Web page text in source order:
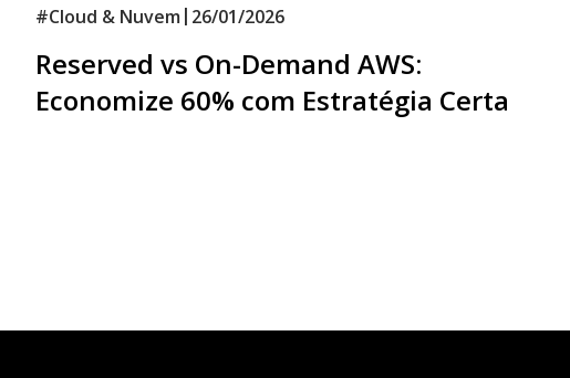
#Cloud & Nuvem | 26/01/2026
Reserved vs On-Demand AWS:
Economize 60% com Estratégia Certa